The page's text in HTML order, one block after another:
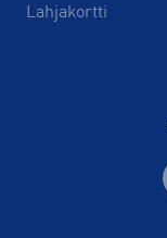
Lahjakortti